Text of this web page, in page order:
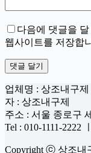
다음에 댓글을
웹사이트를 저장합
댓글 달기
업체명 : 상조내구제
자 : 상조내구제
주소 : 서울 종로구
Tel : 010-1111-2222
Copyright ⓒ 상조내